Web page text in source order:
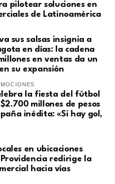
pilotear soluciones en
de Latinoamérica
sus salsas insignia a
en días: la cadena
en ventas da un
su expansión
la fiesta del fútbol
millones de pesos
inédita: «Si hay gol,
en ubicaciones
redirige la
hacia vías